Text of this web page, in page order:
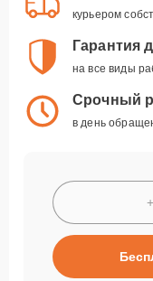
курьером
Гарантия
на все виды
Срочный
в день